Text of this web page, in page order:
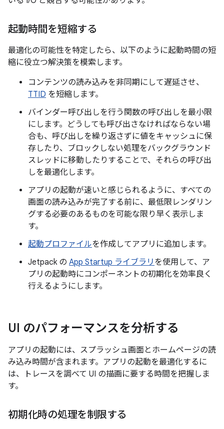
起動時間を短縮する
最適化の可能性を特定したら、以下のように起動時間の短
縮に役立つ解決策を模索します。
コンテンツの読み込みを非同期にして遅延させ、
TTID を短縮します。
バインダー呼び出しを行う関数の呼び出しを最小限
にします。どうしても呼び出さなければならない場
合も、呼び出しを繰り返さずに値をキャッシュに保
存したり、ブロックしない処理をバックグラウンド
スレッドに移動したりすることで、それらの呼び出
しを最適化します。
アプリの起動が速いと感じられるように、すべての
画面の読み込みが完了する前に、最低限レンダリン
グする必要のあるものを可能な限り早く表示しま
す。
起動プロファイルを作成してアプリに追加します。
Jetpack の App Startup ライブラリ を使用して、ア
プリの起動時にコンポーネントの初期化を効率良く
行えるようにします。
UI のパフォーマンスを分析する
アプリの起動には、スプラッシュ画面とホームページの読
み込み時間が含まれます。アプリの起動を最適化するに
は、トレースを調べて UI の描画に要する時間を把握しま
す。
初期化時の処理を制限する